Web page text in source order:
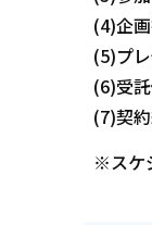
(4)企
(5)プ
(6)受
(7)契
※スケ